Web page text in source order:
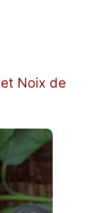
Noix de